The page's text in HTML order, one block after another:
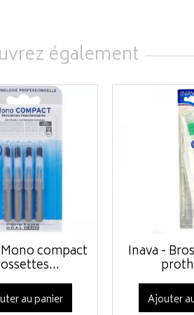
également
compact
au panier
Inava -
Ajouter